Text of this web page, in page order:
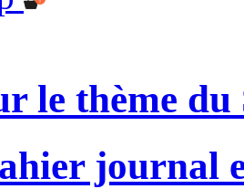
le thème du
journal